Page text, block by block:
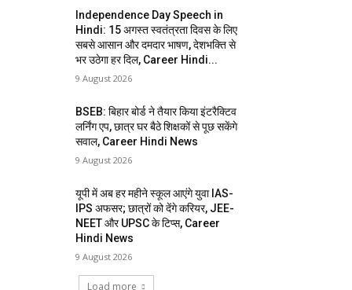
Independence Day Speech in
Hindi: 15 अगस्त स्वतंत्रता दिवस के लिए
सबसे आसान और दमदार भाषण, देशभक्ति से
भर उठेगा हर दिल, Career Hindi...
9 August 2026
BSEB: बिहार बोर्ड ने तैयार किया इंटरैक्टिव
लर्निंग एप, छात्र घर बैठे शिक्षकों से पूछ सकेंगे
सवाल, Career Hindi News
9 August 2026
यूपी में अब हर महीने स्कूल आएंगे युवा IAS-
IPS अफसर; छात्रों को देंगे करियर, JEE-
NEET और UPSC के टिप्स, Career
Hindi News
9 August 2026
Load more